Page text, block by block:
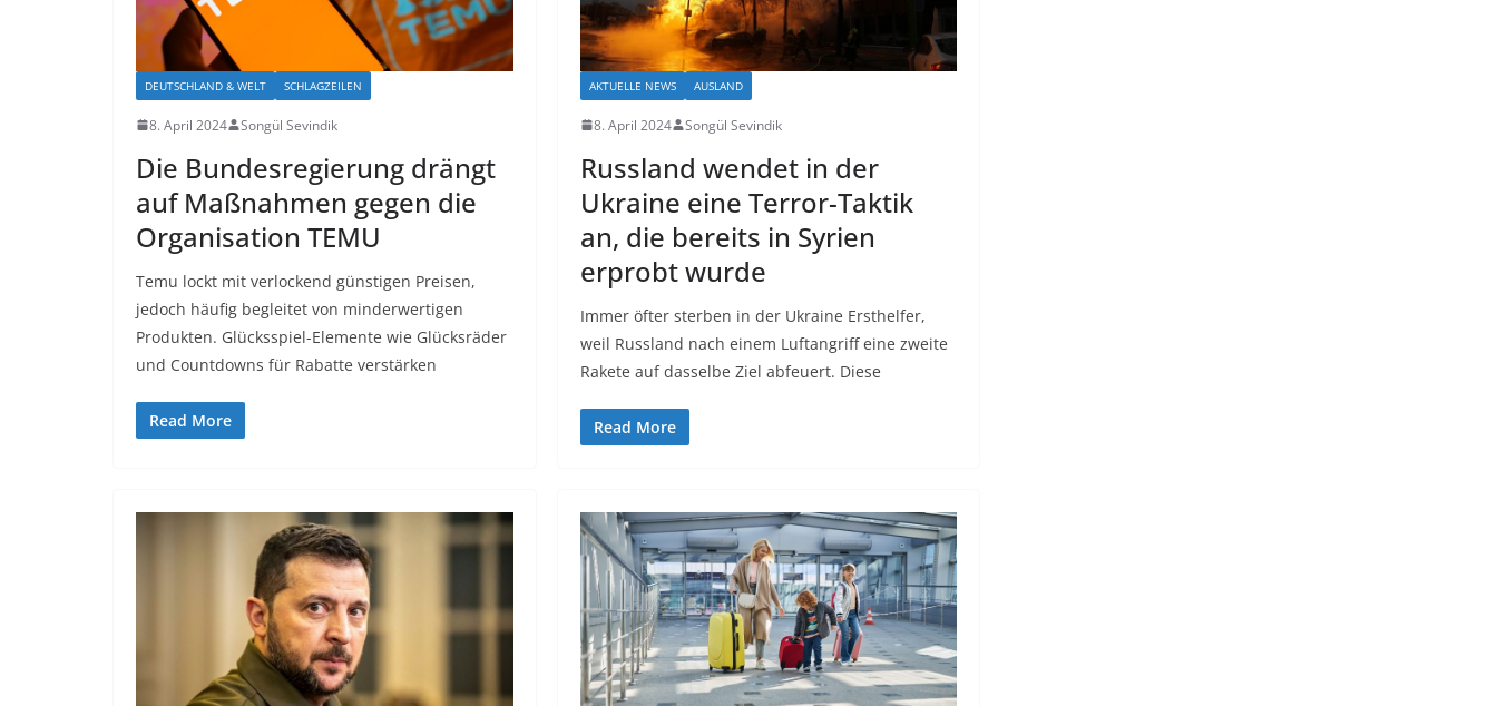
DEUTSCHLAND & WELT SCHLAGZEILEN
8. April 2024 Songül Sevindik
Die Bundesregierung drängt
auf Maßnahmen gegen die
Organisation TEMU
Temu lockt mit verlockend günstigen Preisen,
jedoch häufig begleitet von minderwertigen
Produkten. Glücksspiel-Elemente wie Glücksräder
und Countdowns für Rabatte verstärken
Read More
AKTUELLE NEWS AUSLAND
8. April 2024 Songül Sevindik
Russland wendet in der
Ukraine eine Terror-Taktik
an, die bereits in Syrien
erprobt wurde
Immer öfter sterben in der Ukraine Ersthelfer,
weil Russland nach einem Luftangriff eine zweite
Rakete auf dasselbe Ziel abfeuert. Diese
Read More